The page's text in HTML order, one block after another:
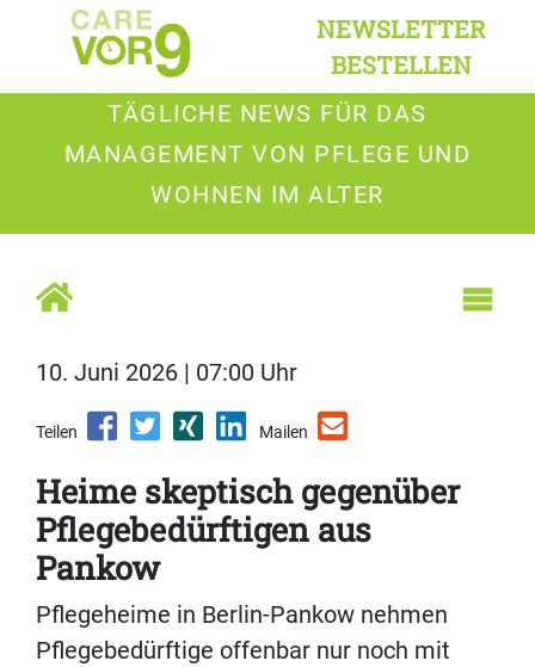
NEWSLETTER
BESTELLEN
TÄGLICHE NEWS FÜR DAS
MANAGEMENT VON PFLEGE UND
WOHNEN IM ALTER
10. Juni 2026 | 07:00 Uhr
Teilen Mailen
Heime skeptisch gegenüber
Pflegebedürftigen aus
Pankow
Pflegeheime in Berlin-Pankow nehmen
Pflegebedürftige offenbar nur noch mit